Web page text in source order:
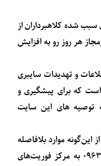
سبب شده کلاهبرداران از
هر روز رو به افزایش
و تهدیدات سایبری
که برای پیشگیری و
توصیه های این سایت
این‌گونه موارد بلافاصله
مراتب را از طریق تماس با شماره تلفن ۰۹۶۳۸۰ به مرکز فوریت‌های